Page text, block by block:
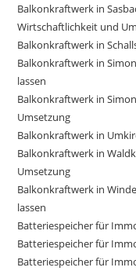
Balkonkraftwerk in
Wirtschaftlichkeit und
Balkonkraftwerk in
Balkonkraftwerk in
lassen
Balkonkraftwerk in
Umsetzung
Balkonkraftwerk in
Balkonkraftwerk in
Umsetzung
Balkonkraftwerk in
lassen
Batteriespeicher für
Batteriespeicher für
Batteriespeicher für